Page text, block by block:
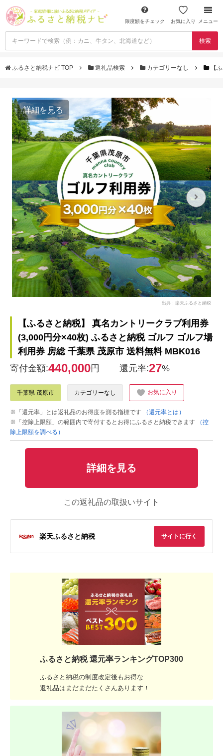
限度額をチェック お気に入り メニュー
検索
ふるさと納税ナビ TOP 返礼品検索 カテゴリーなし 【
詳細を見る
出典：楽天ふるさと納税
【ふるさと納税】 真名カントリークラブ利用券
(3,000円分×40枚) ふるさと納税 ゴルフ ゴルフ場
利用券 房総 千葉県 茂原市 送料無料 MBK016
寄付金額:440,000円 還元率:27%
千葉県 茂原市 カテゴリーなし お気に入り
※「還元率」とは返礼品のお得度を測る指標です
（還元率とは）
※「控除上限額」の範囲内で寄付するとお得にふるさと納税できます
（控
除上限額を調べる）
詳細を見る
この返礼品の取扱いサイト
楽天ふるさと納税 サイトに行く
ふるさと納税 還元率ランキングTOP300
ふるさと納税の制度改定後もお得な
返礼品はまだまだたくさんあります！